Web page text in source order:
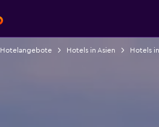
Hotelangebote Hotels in Asien Hotels